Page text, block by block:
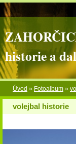
historie a
Úvod » Fotoalbum »
volejbal historie